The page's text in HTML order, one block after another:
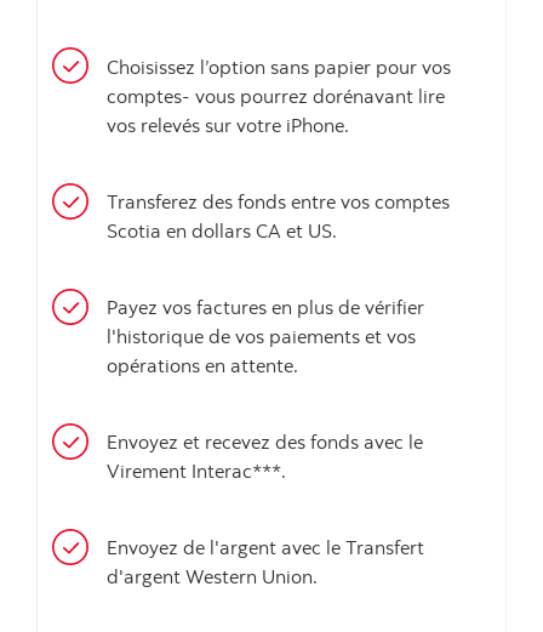
Choisissez l’option sans papier pour vos
comptes- vous pourrez dorénavant lire
vos relevés sur votre iPhone.
Transferez des fonds entre vos comptes
Scotia en dollars CA et US.
Payez vos factures en plus de vérifier
l'historique de vos paiements et vos
opérations en attente.
Envoyez et recevez des fonds avec le
Virement Interac***.
Envoyez de l'argent avec le Transfert
d'argent Western Union.